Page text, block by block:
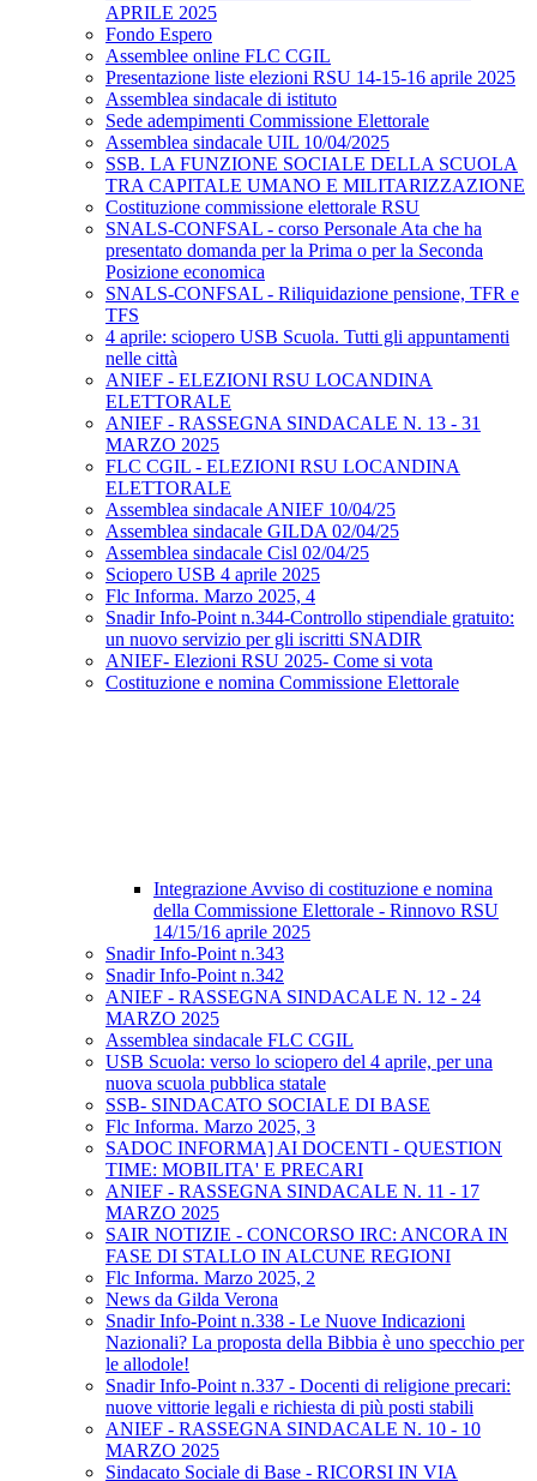
APRILE 2025
Fondo Espero
Assemblee online FLC CGIL
Presentazione liste elezioni RSU 14-15-16 aprile 2025
Assemblea sindacale di istituto
Sede adempimenti Commissione Elettorale
Assemblea sindacale UIL 10/04/2025
SSB. LA FUNZIONE SOCIALE DELLA SCUOLA
TRA CAPITALE UMANO E MILITARIZZAZIONE
Costituzione commissione elettorale RSU
SNALS-CONFSAL - corso Personale Ata che ha
presentato domanda per la Prima o per la Seconda
Posizione economica
SNALS-CONFSAL - Riliquidazione pensione, TFR e
TFS
4 aprile: sciopero USB Scuola. Tutti gli appuntamenti
nelle città
ANIEF - ELEZIONI RSU LOCANDINA
ELETTORALE
ANIEF - RASSEGNA SINDACALE N. 13 - 31
MARZO 2025
FLC CGIL - ELEZIONI RSU LOCANDINA
ELETTORALE
Assemblea sindacale ANIEF 10/04/25
Assemblea sindacale GILDA 02/04/25
Assemblea sindacale Cisl 02/04/25
Sciopero USB 4 aprile 2025
Flc Informa. Marzo 2025, 4
Snadir Info-Point n.344-Controllo stipendiale gratuito:
un nuovo servizio per gli iscritti SNADIR
ANIEF- Elezioni RSU 2025- Come si vota
Costituzione e nomina Commissione Elettorale
Integrazione Avviso di costituzione e nomina
della Commissione Elettorale - Rinnovo RSU
14/15/16 aprile 2025
Snadir Info-Point n.343
Snadir Info-Point n.342
ANIEF - RASSEGNA SINDACALE N. 12 - 24
MARZO 2025
Assemblea sindacale FLC CGIL
USB Scuola: verso lo sciopero del 4 aprile, per una
nuova scuola pubblica statale
SSB- SINDACATO SOCIALE DI BASE
Flc Informa. Marzo 2025, 3
SADOC INFORMA] AI DOCENTI - QUESTION
TIME: MOBILITA' E PRECARI
ANIEF - RASSEGNA SINDACALE N. 11 - 17
MARZO 2025
SAIR NOTIZIE - CONCORSO IRC: ANCORA IN
FASE DI STALLO IN ALCUNE REGIONI
Flc Informa. Marzo 2025, 2
News da Gilda Verona
Snadir Info-Point n.338 - Le Nuove Indicazioni
Nazionali? La proposta della Bibbia è uno specchio per
le allodole!
Snadir Info-Point n.337 - Docenti di religione precari:
nuove vittorie legali e richiesta di più posti stabili
ANIEF - RASSEGNA SINDACALE N. 10 - 10
MARZO 2025
Sindacato Sociale di Base - RICORSI IN VIA